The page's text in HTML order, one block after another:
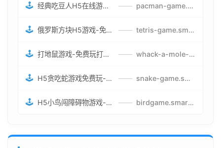
🕹️ 经典吃豆人H5在线游戏-5关挑战BOSS机枪决战版吃豆人怪兽游戏 —— pacman-game.smartwatchmanufacturer.cn
🕹️ 俄罗斯方块H5游戏-免费获取俄罗斯方块攻略-俄罗斯方块怪兽游戏策略 —— tetris-game.smartwatchmanufacturer.cn
🕹️ 打地鼠游戏-免费玩打地鼠H5网页游戏-打地鼠游戏官网 —— whack-a-mole-game.smartwatchmanufacturer.cn
🕹️ H5贪吃蛇游戏免费玩-最好的网页在线贪吃蛇游戏-贪吃蛇H5游戏攻略 —— snake-game.smartwatchmanufacturer.cn
🕹️ H5小鸟闯障碍物游戏-网页在线游戏小鸟闯关 —— birdgame.smartwatchmanufacturer.cn